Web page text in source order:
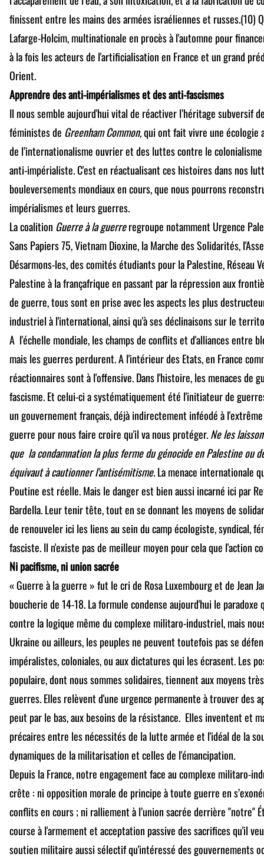
finissent entre les mains des armées israéliennes et russes.(10)
Lafarge-Holcim, multinationale en procès à l'automne pour
à la fois les acteurs de l'artificialisation en France et un grand
Orient.
Apprendre des anti-impérialismes et des anti-fascismes
Il nous semble aujourd'hui vital de réactiver l’héritage subversif
féministes de Greenham Common,qui ont fait vivre une
de l’internationalisme ouvrier et des luttes contre le
anti-impérialiste. C'est en réactualisant ces histoires dans nos
bouleversements mondiaux en cours, que nous pourrons
impérialismes et leurs guerres.
La coalition Guerre à la guerreregroupe notamment Urgence
Sans Papiers 75, Vietnam Dioxine, la Marche des Solidarités,
Désarmons-les, des comités étudiants pour la Palestine, Réseau
Palestine à la françafrique en passant par la répression aux
de guerre, tous sont en prise avec les aspects les plus
industriel à l'international, ainsi qu'à ses déclinaisons sur le
A l'échelle mondiale, les champs de conflits et d'alliances entre
mais les guerres perdurent. A l'intérieur des Etats, en France
réactionnaires sont à l'offensive. Dans l'histoire, les menaces de
fascisme. Et celui-ci a systématiquement été l'initiateur de
un gouvernement français, déjà indirectement inféodé à
guerre pour nous faire croire qu'il va nous protéger.Ne les
que la condamnation la plus ferme du génocide en Palestine ou
équivaut à cautionner l'antisémitisme.La menace internationale
Poutine est réelle. Mais le danger est bien aussi incarné ici par
Bardella. Leur tenir tête, tout en se donnant les moyens de
de renouveler ici les liens au sein du camp écologiste, syndical,
fasciste. Il n'existe pas de meilleur moyen pour cela que l'action
Ni pacifisme, ni union sacrée
« Guerre à la guerre » fut le cri de Rosa Luxembourg et de Jean
boucherie de 14-18. La formule condense aujourd'hui le
contre la logique même du complexe militaro-industriel, mais
Ukraine ou ailleurs, les peuples ne peuvent toutefois pas se
impéralistes, coloniales, ou aux dictatures qui les écrasent. Les
populaire, dont nous sommes solidaires, tiennent aux moyens
guerres. Elles relèvent d'une urgence permanente à trouver des
peut par le bas, aux besoins de la résistance. Elles inventent et
précaires entre les nécessités de la lutte armée et l'idéal de la
dynamiques de la militarisation et celles de l'émancipation.
Depuis la France, notre engagement face au complexe militaro-
crête : ni opposition morale de principe à toute guerre en
conflits en cours ; ni ralliement à l’union sacrée derrière "notre"
course à l'armement et acceptation passive des sacrifices qu'il
soutien militaire aussi sélectif qu'intéressé des gouvernements